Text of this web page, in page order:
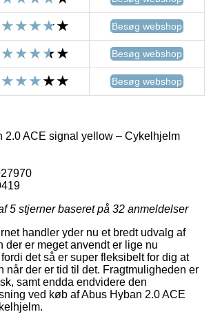
Besøg webshop
Besøg webshop
Besøg webshop
2.0 ACE signal yellow – Cykelhjelm
5 stjerner baseret på 32 anmeldelser
handler yder nu et bredt udvalg af
der er meget anvendt er lige nu
det så er super fleksibelt for dig at
når der er tid til det. Fragtmuligheden er
samt endda endvidere den
ved køb af Abus Hyban 2.0 ACE